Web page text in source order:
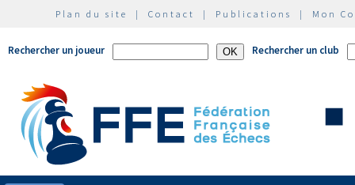
Plan du site | Contact | Publications | Mon
Rechercher un joueur Rechercher un club